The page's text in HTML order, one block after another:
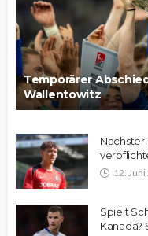
Temporärer
Wallentowitz
Nächster
12.
Spielt
Kanada?